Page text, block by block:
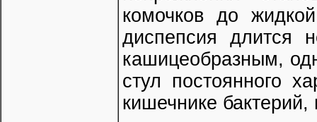
комочков до
диспепсия длится
кашицеобразным,
стул постоянного
кишечнике